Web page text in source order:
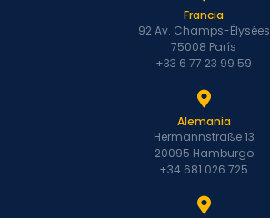
Francia
92 Av. Champs-Élysées
75008 París
+33 6 77 23 99 59
Alemania
Hermannstraße 13
20095 Hamburgo
+34 681 026 725